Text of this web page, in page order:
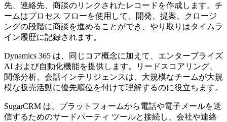
先、連絡先、商談のリンクされたレコードを作成します。チ
ームはプロセス フローを使用して、開発、提案、クロージ
ングの段階に商談を進めることができ、やり取りはタイムラ
イン履歴に記録されます。
Dynamics 365 は、同じコア概念に加えて、エンタープライズ
AI および自動化機能を提供します。リードスコアリング、
関係分析、会話インテリジェンスは、大規模なチームが大規
模な販売活動に優先順位を付けて理解するのに役立ちます。
SugarCRM は、プラットフォームから電話や電子メールを送
信するためのサードパーティ ツールと接続し、会社や連絡